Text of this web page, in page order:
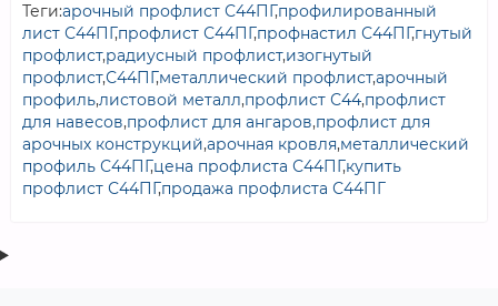
Теги:арочный профлист С44ПГ,профилированный
лист С44ПГ,профлист С44ПГ,профнастил С44ПГ,гнутый
профлист,радиусный профлист,изогнутый
профлист,С44ПГ,металлический профлист,арочный
профиль,листовой металл,профлист С44,профлист
для навесов,профлист для ангаров,профлист для
арочных конструкций,арочная кровля,металлический
профиль С44ПГ,цена профлиста С44ПГ,купить
профлист С44ПГ,продажа профлиста С44ПГ